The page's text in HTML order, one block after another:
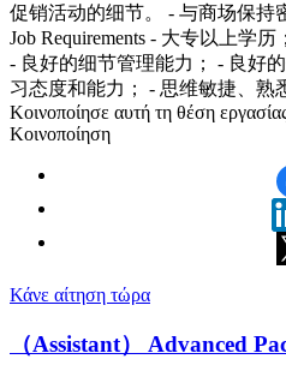
促销活动的细节。 - 与商场保持
Job Requirements - 大专以上学
- 良好的细节管理能力； - 良好
习态度和能力； - 思维敏捷、熟
Κοινοποίησε αυτή τη θέση
Κοινοποίηση
Κάνε αίτηση τώρα
（Assistant） Advanced